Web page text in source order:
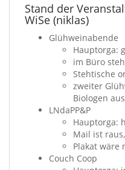
Stand der
WiSe (niklas)
Glühweinabende
Hauptorga:
im Büro
Stehtische
zweiter
Biologen
LNdaPP&P
Hauptorga:
Mail ist
Plakat wäre
Couch Coop